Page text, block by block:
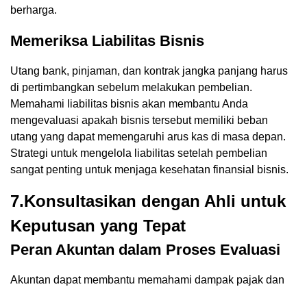
berharga.
Memeriksa Liabilitas Bisnis
Utang bank, pinjaman, dan kontrak jangka panjang harus
di pertimbangkan sebelum melakukan pembelian.
Memahami liabilitas bisnis akan membantu Anda
mengevaluasi apakah bisnis tersebut memiliki beban
utang yang dapat memengaruhi arus kas di masa depan.
Strategi untuk mengelola liabilitas setelah pembelian
sangat penting untuk menjaga kesehatan finansial bisnis.
7.Konsultasikan dengan Ahli untuk
Keputusan yang Tepat
Peran Akuntan dalam Proses Evaluasi
Akuntan dapat membantu memahami dampak pajak dan